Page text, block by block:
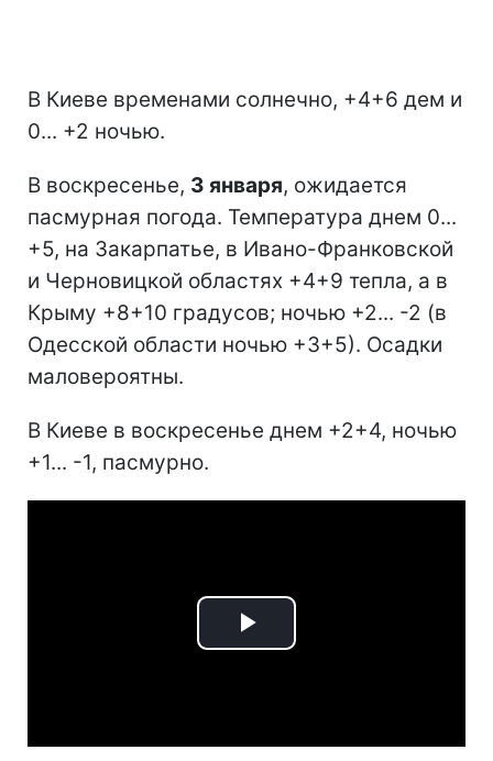
В Киеве временами солнечно, +4+6 дем и
0... +2 ночью.
В воскресенье, 3 января, ожидается
пасмурная погода. Температура днем 0...
+5, на Закарпатье, в Ивано-Франковской
и Черновицкой областях +4+9 тепла, а в
Крыму +8+10 градусов; ночью +2... -2 (в
Одесской области ночью +3+5). Осадки
маловероятны.
В Киеве в воскресенье днем +2+4, ночью
+1... -1, пасмурно.
Play